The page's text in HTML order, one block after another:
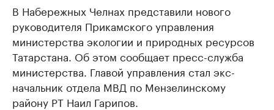
В Набережных Челнах представили нового
руководителя Прикамского управления
министерства экологии и природных ресурсов
Татарстана. Об этом сообщает пресс-служба
министерства. Главой управления стал экс-
начальник отдела МВД по Мензелинскому
району РТ Наил Гарипов.